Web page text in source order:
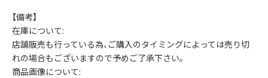
【備考】
在庫について:
店舗販売も行っている為、ご購入のタイミングによっては売り切
れの場合もございますので予めご了承下さい。
商品画像について: